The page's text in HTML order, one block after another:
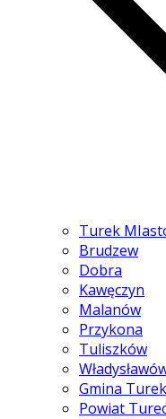
Turek
Brudzew
Dobra
Kawęczyn
Malanów
Przykona
Tuliszków
Gmina Turek
Powiat